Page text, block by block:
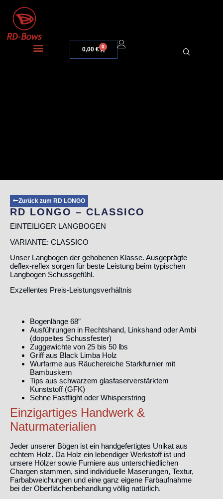
0,00 € 0
Zurück zum RD LONGO
RD LONGO – CLASSICO
EINTEILIGER LANGBOGEN
VARIANTE: CLASSICO
Unser Langbogen der gehobenen Klasse. Ausgeprägte
deflex-reflex sorgen für beste Leistung beim typischen
Langbogen Schussgefühl.
Exzellentes Preis-Leistungsverhältnis
Bogenlänge 68”
Ausführungen in Rechtshand, Linkshand oder Ambi
(doppeltes Schussfester)
Zuggewichte von 25 bis 50 lbs
Griff aus Black Limba Holz
Wurfarme aus Räuchereiche Starkfurnier mit
Bambuskern
Tips aus schwarzem glasfaserverstärktem
Kunststoff (GFK)
Sehne Fastflight oder Whisperstring
Einzigartiges Handwerk &
Naturmaterialien
Jeder unserer Bögen ist ein handgefertigtes Unikat aus
echtem Holz. Da Holz ein lebendiger Werkstoff ist und
unsere Hölzer sowie Furniere aus unterschiedlichen
Chargen stammen, sind individuelle Maserungen, Textur,
Farbabweichungen und eine ganz eigene Farbaufnahme
bei der Oberflächenbehandlung völlig natürlich.